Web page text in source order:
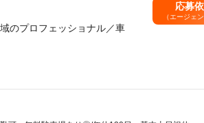
のプロフェッショナル／車
応募
（エージェ